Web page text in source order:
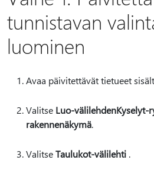
tunnistavan
luominen
Avaa päivitettävät tietueet
Valitse Luo-välilehdenKyselyt-
rakennenäkymä.
ValitseTaulukot-välilehti .